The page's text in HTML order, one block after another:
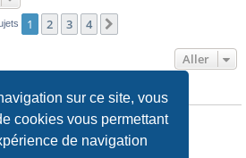
sur ce site, vous
cookies vous permettant
de navigation
1 2 3 4
Aller
sujets dans ce forum
sujets dans ce forum
dans ce forum
messages dans ce forum